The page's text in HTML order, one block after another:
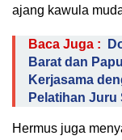
ajang kawula
Baca Juga :
Barat dan
Kerjasama
Pelatihan Juru
Hermus juga